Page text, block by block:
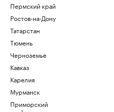
Пермский край
Ростов-на-Дону
Татарстан
Тюмень
Черноземье
Кавказ
Карелия
Мурманск
Приморский